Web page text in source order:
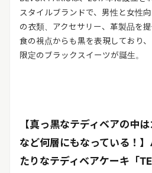
スタイルブランドで、男性と女性
の衣類、アクセサリー、革製品を提
食の視点からも黒を表現しており
限定のブラックスイーツが誕生。
【真っ黒なテディベアの中
など何層にもなっている！
たりなテディベアケーキ「